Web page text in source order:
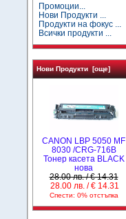
Промоции...
Нови Продукти ...
Продукти на фокус ...
Всички продукти ...
Нови Продукти [още]
CANON LBP 5050 MF
8030 /CRG-716B
Тонер касета BLACK
нова
28.00 лв. / € 14.31
28.00 лв. / € 14.31
Спести: 0% отстъпка